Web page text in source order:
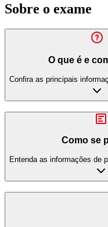
Sobre o exame
O que é e
Confira as principais
Como se
Entenda as informações de